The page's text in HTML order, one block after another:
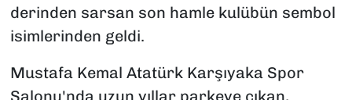
derinden sarsan son hamle kulübün sembol
isimlerinden geldi.
Mustafa Kemal Atatürk Karşıyaka Spor
Salonu'nda uzun yıllar parkeye çıkan,